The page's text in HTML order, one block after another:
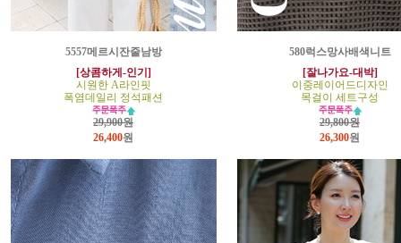
5557메르시잔줄남방
[상콤하게-인기]
시원한 A라인핏
폭염데일리 정석패션
29,900원
26,400원
580럭스망사배색니트
[잘나가요-대박]
이중레이어드디자인
목걸이 세트구성
29,800원
26,300원